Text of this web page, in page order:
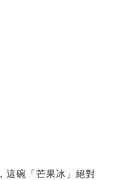
這碗「芒果冰」絕對